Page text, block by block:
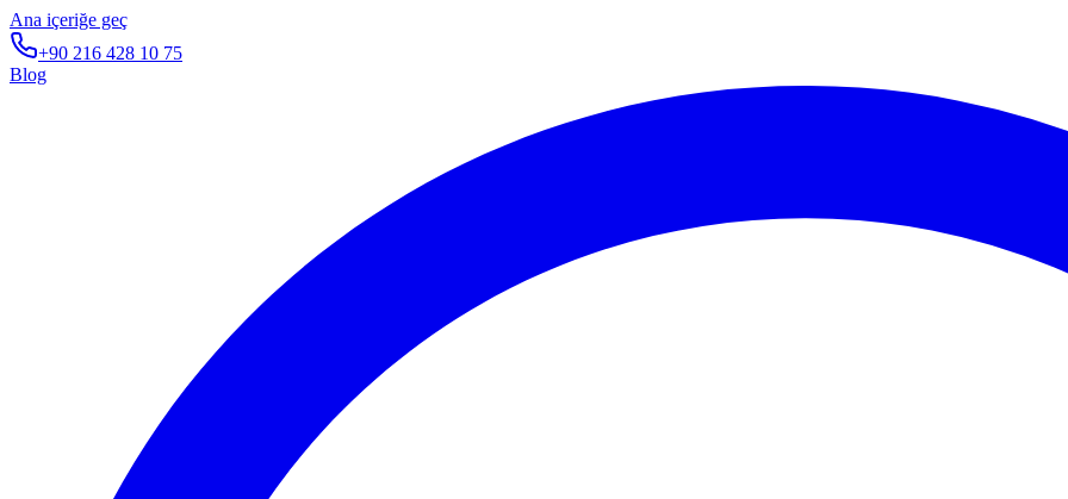
Ana içeriğe geç
+90 216 428 10 75
Blog